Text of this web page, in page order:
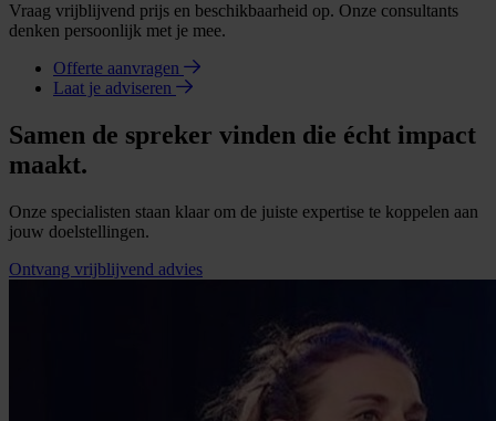
Vraag vrijblijvend prijs en beschikbaarheid op. Onze consultants
denken persoonlijk met je mee.
Offerte aanvragen
Laat je adviseren
Samen de spreker vinden die écht impact
maakt.
Onze specialisten staan klaar om de juiste expertise te koppelen aan
jouw doelstellingen.
Ontvang vrijblijvend advies